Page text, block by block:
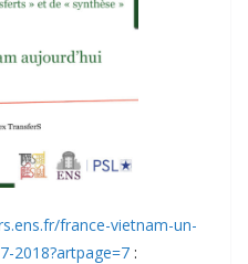
france-vietnam-un-
2018?artpage=7 :